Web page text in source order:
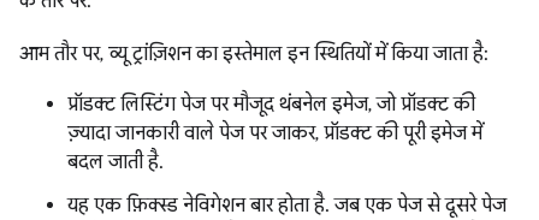
आम तौर पर, व्यू ट्रांज़िशन का इस्तेमाल इन स्थितियों में किया जाता है:
प्रॉडक्ट लिस्टिंग पेज पर मौजूद थंबनेल इमेज, जो प्रॉडक्ट की
ज़्यादा जानकारी वाले पेज पर जाकर, प्रॉडक्ट की पूरी इमेज में
बदल जाती है.
यह एक फ़िक्स्ड नेविगेशन बार होता है. जब एक पेज से दूसरे पेज